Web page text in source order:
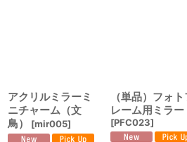
アクリルミラーミ
ニチャーム（文
鳥）
[mir005]
（単品）フォト
レーム用ミラー
[PFC023]